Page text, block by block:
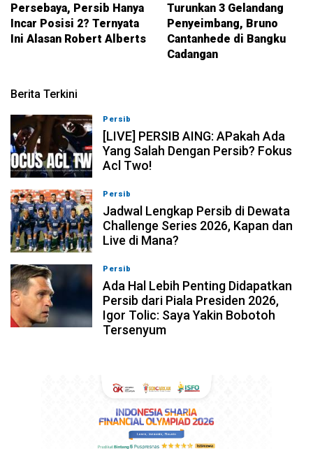
Persebaya, Persib Hanya
Incar Posisi 2? Ternyata
Ini Alasan Robert Alberts
Turunkan 3 Gelandang
Penyeimbang, Bruno
Cantanhede di Bangku
Cadangan
Berita Terkini
Persib
[LIVE] PERSIB AING: APakah Ada
Yang Salah Dengan Persib? Fokus
Acl Two!
Persib
Jadwal Lengkap Persib di Dewata
Challenge Series 2026, Kapan dan
Live di Mana?
Persib
Ada Hal Lebih Penting Didapatkan
Persib dari Piala Presiden 2026,
Igor Tolic: Saya Yakin Bobotoh
Tersenyum